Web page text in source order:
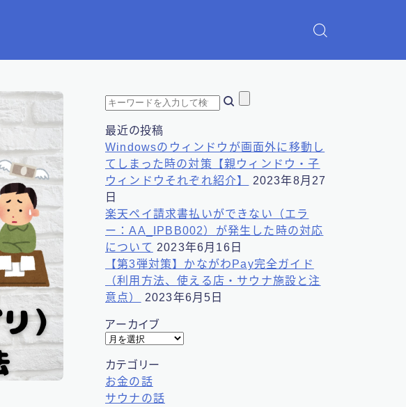
最近の投稿
Windowsのウィンドウが画面外に移動し
てしまった時の対策【親ウィンドウ・子
ウィンドウそれぞれ紹介】
2023年8月27
日
楽天ペイ請求書払いができない（エラ
ー：AA_IPBB002）が発生した時の対応
について 2023年6月16日
【第3弾対策】かながわPay完全ガイド
（利用方法、使える店・サウナ施設と注
意点）
2023年6月5日
アーカイブ
ア
ー
カ
イ
カテゴリー
お金の話
サウナの話